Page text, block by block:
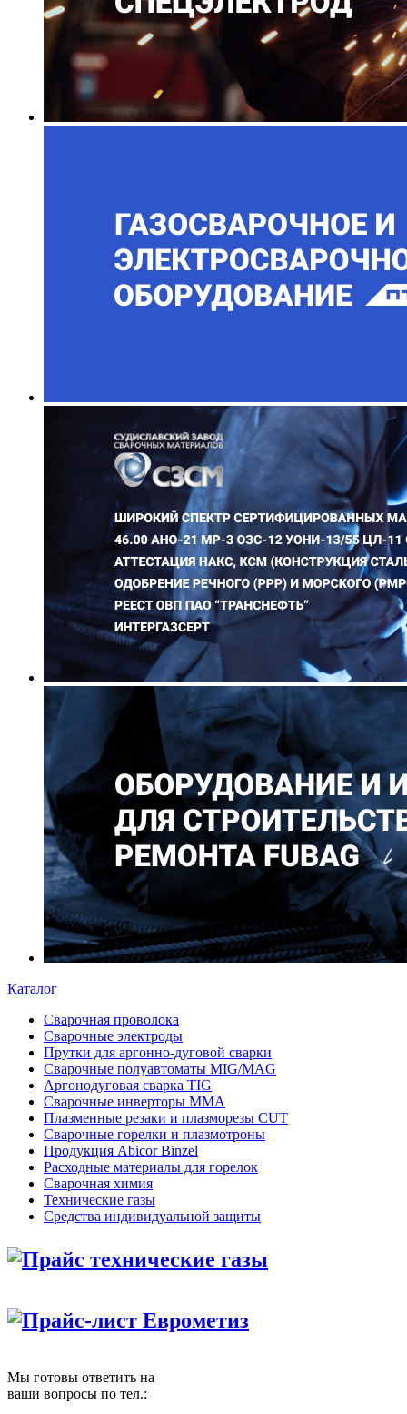
Каталог
Сварочная проволока
Сварочные электроды
Прутки для аргонно-дуговой сварки
Сварочные полуавтоматы MIG/MAG
Аргонодуговая сварка TIG
Сварочные инверторы MMA
Плазменные резаки и плазморезы CUT
Сварочные горелки и плазмотроны
Продукция Abicor Binzel
Расходные материалы для горелок
Сварочная химия
Технические газы
Средства индивидуальной защиты
Прайс технические газы
Прайс-лист Еврометиз
Мы готовы ответить на
ваши вопросы по тел.: